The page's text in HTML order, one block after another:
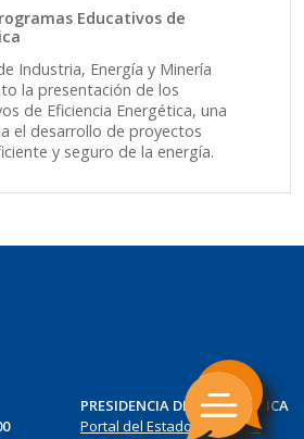
Educativos de
Industria, Energía y Minería
la presentación de los
de Eficiencia Energética, una
el desarrollo de proyectos
y seguro de la energía.
PRESIDENCIA DE LA REPÚBLICA
Portal del Estado Uruguayo